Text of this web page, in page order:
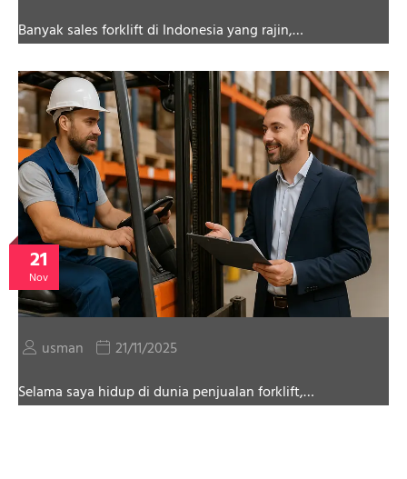
Banyak sales forklift di Indonesia yang rajin,…
21
Nov
usman
21/11/2025
Selama saya hidup di dunia penjualan forklift,…